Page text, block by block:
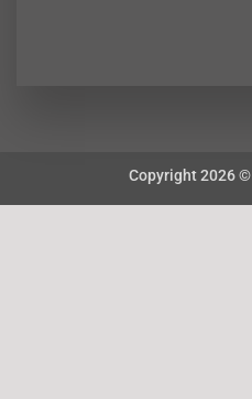
Copyright 2026 ©